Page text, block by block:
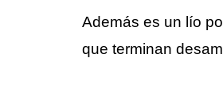
Además es un lío
que terminan